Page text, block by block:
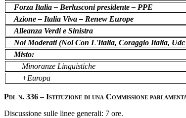
Forza Italia – Berlusconi presidente – PPE
Azione – Italia Viva – Renew Europe
Alleanza Verdi e Sinistra
Noi Moderati (Noi Con L'Italia, Coraggio Italia,
Misto:
Minoranze Linguistiche
+Europa
Pdl n. 336 – Istituzione di una Commissione
Discussione sulle linee generali: 7 ore.